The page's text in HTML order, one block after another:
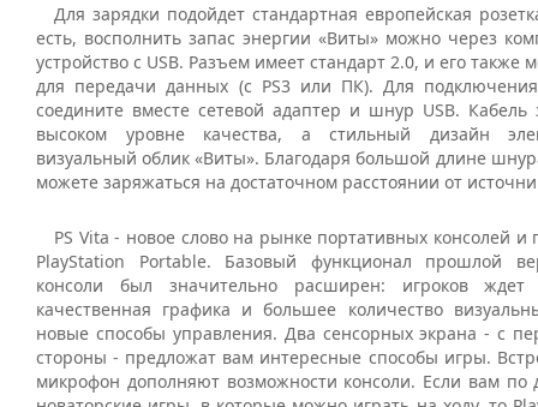
Для зарядки подойдет стандартная европейская
есть, восполнить запас энергии «Виты» можно через
устройство с USB. Разъем имеет стандарт 2.0, и его также
для передачи данных (с PS3 или ПК). Для
соедините вместе сетевой адаптер и шнур USB. Кабель
высоком уровне качества, а стильный дизайн
визуальный облик «Виты». Благодаря большой длине
можете заряжаться на достаточном расстоянии от
PS Vita - новое слово на рынке портативных консолей и
PlayStation Portable. Базовый функционал прошлой
консоли был значительно расширен: игроков
качественная графика и большее количество
новые способы управления. Два сенсорных экрана - с
стороны - предложат вам интересные способы игры.
микрофон дополняют возможности консоли. Если вам